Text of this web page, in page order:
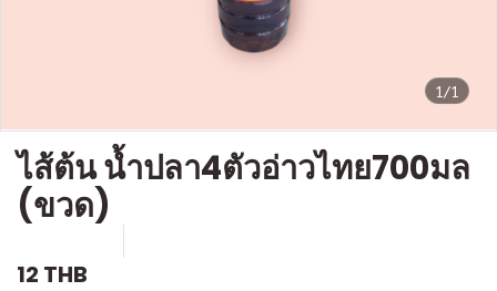
1/1
ไส้ต้น น้ำปลา4ตัวอ่าวไทย700มล
(ขวด)
12 THB